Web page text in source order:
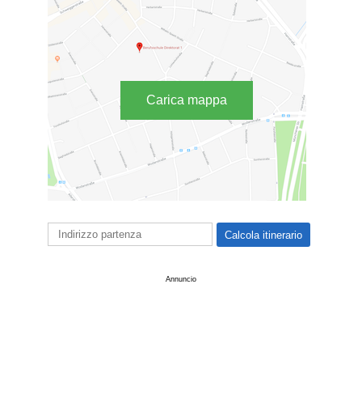
Carica mappa
Annuncio